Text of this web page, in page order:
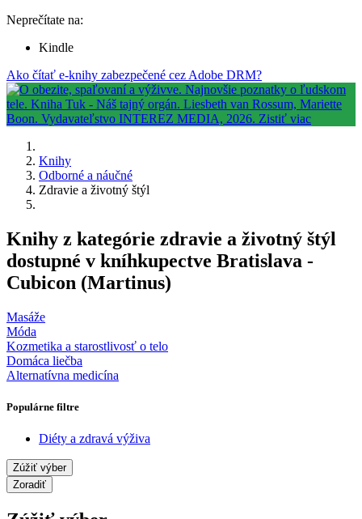
Neprečítate na:
Kindle
Ako čítať e-knihy zabezpečené cez Adobe DRM?
Knihy
Odborné a náučné
Zdravie a životný štýl
Knihy z kategórie zdravie a životný štýl
dostupné v kníhkupectve Bratislava -
Cubicon (Martinus)
Masáže
Móda
Kozmetika a starostlivosť o telo
Domáca liečba
Alternatívna medicína
Populárne filtre
Diéty a zdravá výživa
Zúžiť výber
Zoradiť